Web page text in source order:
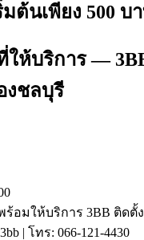
ต้นเพียง 500 บ
ห้บริการ —
งชลบุรี
ร้อมให้บริการ 3BB ติดตั้
| โทร: 066-121-4430